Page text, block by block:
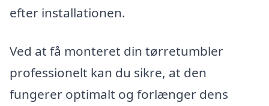
efter installationen.
Ved at få monteret din tørretumbler
professionelt kan du sikre, at den
fungerer optimalt og forlænger dens